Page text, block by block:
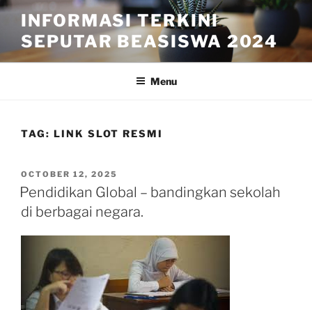
Skip
content
INFORMASI TERKINI
SEPUTAR BEASISWA 2024
Menu
TAG: LINK SLOT RESMI
POSTED
ON
OCTOBER 12, 2025
Pendidikan Global – bandingkan sekolah
di berbagai negara.